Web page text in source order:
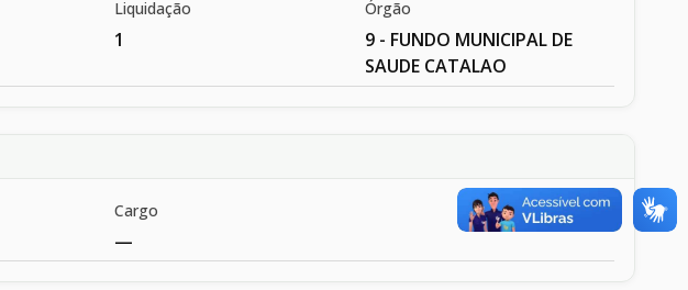
Liquidação
1
Órgão
9 - FUNDO MUNICIPAL DE
SAUDE CATALAO
Cargo
—